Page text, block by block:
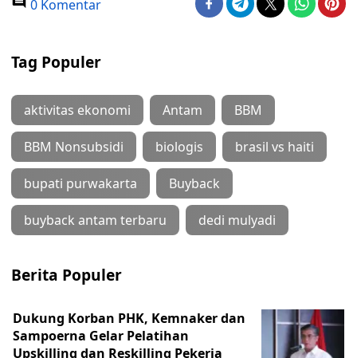
0 Komentar
Tag Populer
aktivitas ekonomi Antam BBM
BBM Nonsubsidi biologis brasil vs haiti
bupati purwakarta Buyback
buyback antam terbaru dedi mulyadi
Berita Populer
Dukung Korban PHK, Kemnaker dan
Sampoerna Gelar Pelatihan
Upskilling dan Reskilling Pekerja